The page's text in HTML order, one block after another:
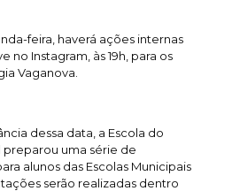
feira, haverá ações internas
no Instagram, às 19h, para os
Vaganova.
dessa data, a Escola do
preparou uma série de
alunos das Escolas Municipais
serão realizadas dentro